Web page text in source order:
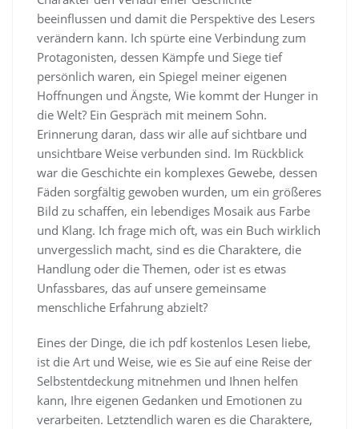
beeinflussen und damit die Perspektive des Lesers
verändern kann. Ich spürte eine Verbindung zum
Protagonisten, dessen Kämpfe und Siege tief
persönlich waren, ein Spiegel meiner eigenen
Hoffnungen und Ängste, Wie kommt der Hunger in
die Welt? Ein Gespräch mit meinem Sohn.
Erinnerung daran, dass wir alle auf sichtbare und
unsichtbare Weise verbunden sind. Im Rückblick
war die Geschichte ein komplexes Gewebe, dessen
Fäden sorgfältig gewoben wurden, um ein größeres
Bild zu schaffen, ein lebendiges Mosaik aus Farbe
und Klang. Ich frage mich oft, was ein Buch wirklich
unvergesslich macht, sind es die Charaktere, die
Handlung oder die Themen, oder ist es etwas
Unfassbares, das auf unsere gemeinsame
menschliche Erfahrung abzielt?
Eines der Dinge, die ich pdf kostenlos Lesen liebe,
ist die Art und Weise, wie es Sie auf eine Reise der
Selbstentdeckung mitnehmen und Ihnen helfen
kann, Ihre eigenen Gedanken und Emotionen zu
verarbeiten. Letztendlich waren es die Charaktere,